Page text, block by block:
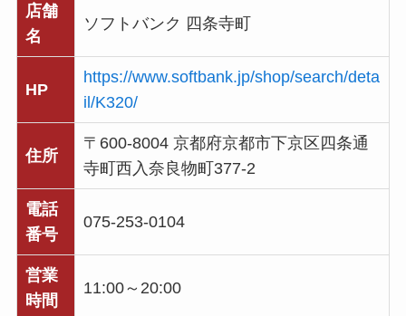
店舗
名
ソフトバンク 四条寺町
HP
https://www.softbank.jp/shop/search/deta
il/K320/
住所
〒600-8004 京都府京都市下京区四条通
寺町西入奈良物町377-2
電話
番号
075-253-0104
営業
時間
11:00～20:00